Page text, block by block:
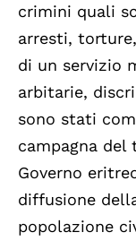
crimini quali
arresti,
di un servizio
arbitarie,
sono stati
campagna
Governo
diffusione
popolazione